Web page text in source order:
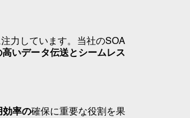
力しています。当社のSOA
いデータ伝送とシームレス
効率の確保に重要な役割を果